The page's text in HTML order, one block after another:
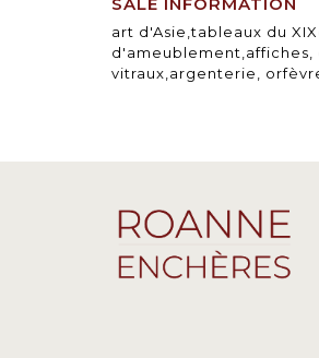
art d'Asie,tableaux du
d'ameublement,affiches,
vitraux,argenterie,